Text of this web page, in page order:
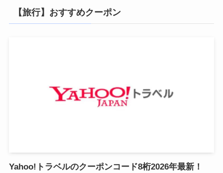
【旅行】おすすめクーポン
Yahoo!トラベルのクーポンコード8桁2026年最新！